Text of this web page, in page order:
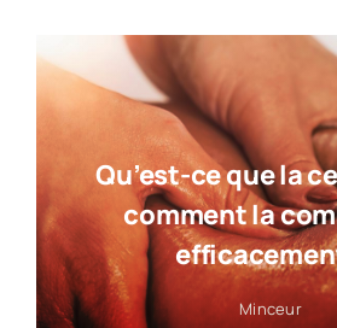
Qu’est-ce que la
comment la
Minceur